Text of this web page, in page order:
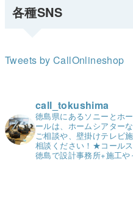
各種SNS
Tweets by CallOnlineshop
call_tokushima
徳島県にあるソニーとホ
ールは、ホームシアター
ご相談や、壁掛けテレビ
相談ください！ ★コール
徳島で設計事務所+施工や